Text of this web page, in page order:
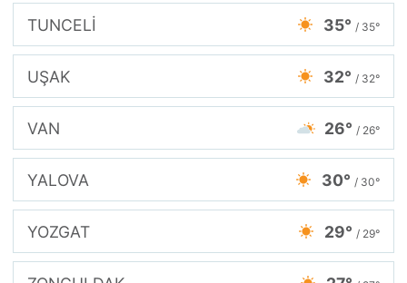
TUNCELİ 35° / 35°
UŞAK 32° / 32°
VAN 26° / 26°
YALOVA 30° / 30°
YOZGAT 29° / 29°